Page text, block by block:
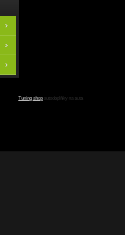
Tuning shop autodoplňky na auta